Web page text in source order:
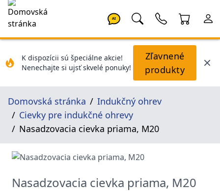
AI
K dispozícii sú špeciálne akcie!
Nenechajte si ujsť skvelé ponuky!
Zľavnené
produkty
Domovská stránka
Indukčný ohrev
Cievky pre indukčné ohrevy
Nasadzovacia cievka priama, M20
Nasadzovacia cievka priama, M20